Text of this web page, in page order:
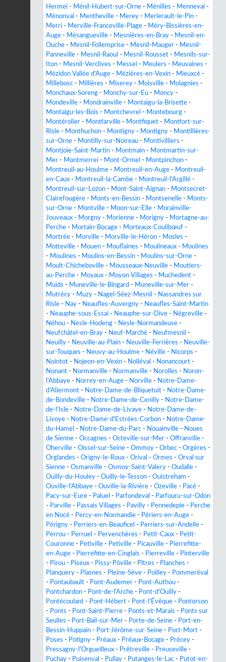
Hermei - Ménil-Hubert-sur-Orne - Ménilles - Menneval -
Ménonval - Mentheville - Merey - Merlerault-le-Pin -
Merri - Merville-Franceville-Plage - Méry-Bissières-en-
Auge - Mésangueville - Mesnières-en-Bray - Mesnil-en-
Ouche - Mesnil-Follemprise - Mesnil-Mauger - Mesnil-
Panneville - Mesnil-Raoul - Mesnil-Rousset - Mesnils-sur-
Iton - Mesnil-Verclives - Messei - Meulers - Meuvaines -
Mézidon Vallée d'Auge - Mézières-en-Vexin - Mieuxcé -
Millebosc - Millières - Miserey - Moisville - Molagnies -
Monchaux-Soreng - Monchy-sur-Eu - Moncy -
Mondeville - Mondrainville - Montaigu-la-Brisette -
Montaigu-les-Bois - Montchevrel - Montebourg -
Montérolier - Montfarville - Montfiquet - Montfort-sur-
Risle - Monthuchon - Montigny - Montigny - Montillières-
sur-Orne - Montilly-sur-Noireau - Montivilliers -
Montjoie-Saint-Martin - Montmain - Montmartin-sur-
Mer - Montmerrei - Mont-Ormel - Montpinchon -
Montreuil-au-Houlme - Montreuil-en-Auge - Montreuil-
en-Caux - Montreuil-la-Cambe - Montreuil-l'Argillé -
Montreuil-sur-Lozon - Mont-Saint-Aignan - Montsecret-
Clairefougère - Monts-en-Bessin - Montsenelle - Monts-
sur-Orne - Montville - Moon-sur-Elle - Morainville-
Jouveaux - Morgny - Morienne - Morigny - Mortagne-au-
Perche - Mortain-Bocage - Morteaux-Coulibœuf -
Mortrée - Morville - Morville-le-Héron - Mosles -
Motteville - Mouen - Mouflaines - Moulineaux - Moulines
- Moulines - Moulins-en-Bessin - Moulins-sur-Orne -
Moult-Chicheboville - Mousseaux-Neuville - Moutiers-
au-Perche - Moyaux - Moyon Villages - Muchedent -
Muids - Muneville-le-Bingard - Muneville-sur-Mer -
Mutrécy - Muzy - Nagel-Séez-Mesnil - Nassandres sur
Risle - Nay - Neaufles-Auvergny - Neaufles-Saint-Martin
- Neauphe-sous-Essai - Neauphe-sur-Dive - Négreville -
Néhou - Nesle-Hodeng - Nesle-Normandeuse -
Neufchâtel-en-Bray - Neuf-Marché - Neufmesnil -
Neuilly - Neuville-au-Plain - Neuville-Ferrières - Neuville-
sur-Touques - Neuvy-au-Houlme - Néville - Nicorps -
Nointot - Nojeon-en-Vexin - Nolléval - Nonancourt -
Nonant - Normanville - Normanville - Norolles - Noron-
l'Abbaye - Norrey-en-Auge - Norville - Notre-Dame-
d'Aliermont - Notre-Dame-de-Bliquetuit - Notre-Dame-
de-Bondeville - Notre-Dame-de-Cenilly - Notre-Dame-
de-l'Isle - Notre-Dame-de-Livaye - Notre-Dame-de-
Livoye - Notre-Dame-d'Estrées-Corbon - Notre-Dame-
du-Hamel - Notre-Dame-du-Parc - Nouainville - Noues
de Sienne - Occagnes - Octeville-sur-Mer - Offranville -
Oherville - Oissel-sur-Seine - Ommoy - Orbec - Orgères -
Orglandes - Origny-le-Roux - Orival - Ormes - Orval sur
Sienne - Osmanville - Osmoy-Saint-Valery - Oudalle -
Ouilly-du-Houley - Ouilly-le-Tesson - Ouistreham -
Ouville-l'Abbaye - Ouville-la-Rivière - Ozeville - Pacé -
Pacy-sur-Eure - Paluel - Parfondeval - Parfouru-sur-Odon
- Parville - Passais Villages - Pavilly - Pennedepie - Perche
en Nocé - Percy-en-Normandie - Périers-en-Auge -
Périgny - Perriers-en-Beauficel - Perriers-sur-Andelle -
Perrou - Perruel - Pervenchères - Petit-Caux - Petit-
Couronne - Petiville - Petiville - Picauville - Pierrefitte-
en-Auge - Pierrefitte-en-Cinglais - Pierreville - Pinterville
- Pirou - Piseux - Pissy-Pôville - Pîtres - Planches -
Planquery - Plasnes - Pleine-Sève - Poilley - Pommeréval
- Pontaubault - Pont-Audemer - Pont-Authou -
Pontchardon - Pont-de-l'Arche - Pont-d'Ouilly -
Pontécoulant - Pont-Hébert - Pont-l'Évêque - Pontorson
- Ponts - Pont-Saint-Pierre - Ponts-et-Marais - Ponts sur
Seulles - Port-Bail-sur-Mer - Porte-de-Seine - Port-en-
Bessin-Huppain - Port-Jérôme-sur-Seine - Port-Mort -
Poses - Potigny - Préaux - Préaux-Bocage - Précey -
Pressagny-l'Orgueilleux - Prêtreville - Preuseville -
Puchay - Puisenval - Pullay - Putanges-le-Lac - Putot-en-